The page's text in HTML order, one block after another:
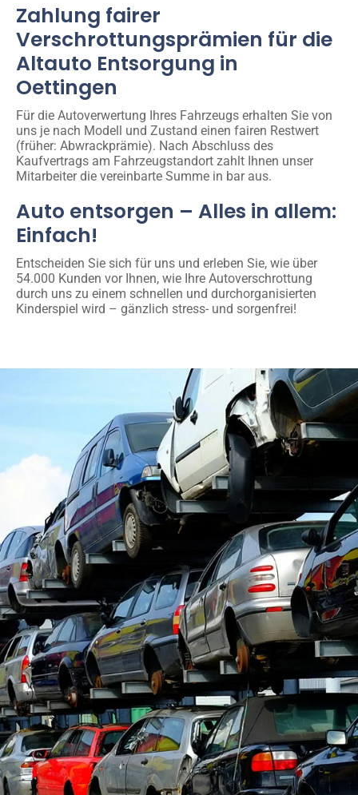
Zahlung fairer
Verschrottungsprämien für die
Altauto Entsorgung in
Oettingen
Für die Autoverwertung Ihres Fahrzeugs erhalten Sie von
uns je nach Modell und Zustand einen fairen Restwert
(früher: Abwrackprämie). Nach Abschluss des
Kaufvertrags am Fahrzeugstandort zahlt Ihnen unser
Mitarbeiter die vereinbarte Summe in bar aus.
Auto entsorgen – Alles in allem:
Einfach!
Entscheiden Sie sich für uns und erleben Sie, wie über
54.000 Kunden vor Ihnen, wie Ihre Autoverschrottung
durch uns zu einem schnellen und durchorganisierten
Kinderspiel wird – gänzlich stress- und sorgenfrei!